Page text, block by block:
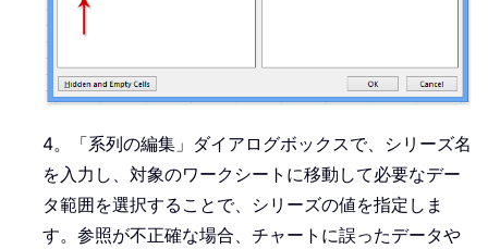
4。「系列の編集」ダイアログボックスで、シリーズ名
を入力し、対象のワークシートに移動して必要なデー
タ範囲を選択することで、シリーズの値を指定しま
す。参照が不正確な場合、チャートに誤ったデータや